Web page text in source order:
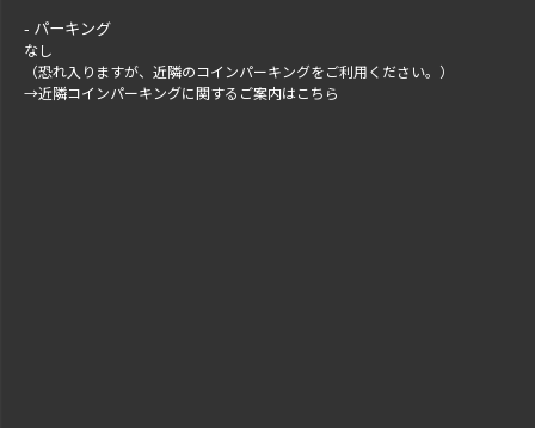
パーキング
なし
（恐れ入りますが、近隣のコインパーキングをご利用ください。）
→近隣コインパーキングに関するご案内はこちら